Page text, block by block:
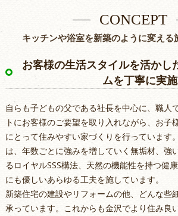
キッチンや浴室を新築のように変える
CONCEPT
お客様の生活スタイルを活かし
ムを丁寧に実施
自らも子どもの父である社長を中心に、職人
トにお客様のご要望を取り入れながら、お子
にとって住みやすい家づくりを行っています
は、年数ごとに強みを増していく無垢材、強
るロイヤルSSS構法、天然の機能性を持つ健
にも優しいあらゆる工夫を施しています。
新築住宅の建設やリフォームの他、どんな些
承っています。これからも金沢でより住み良